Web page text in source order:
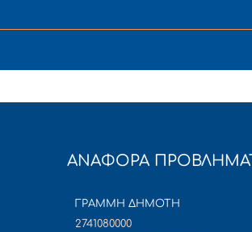
ΑΝΑΦΟΡΑ
ΓΡΑΜΜΗ ΔΗΜΟΤΗ
2741080000